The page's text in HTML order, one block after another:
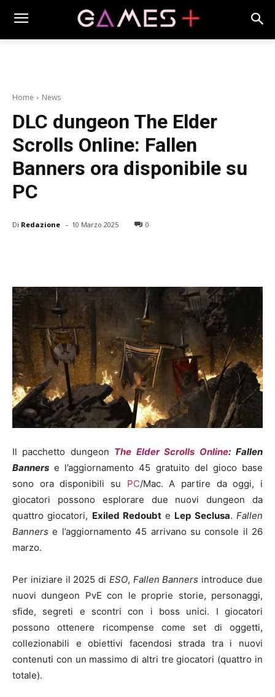
Home News
DLC dungeon The Elder
Scrolls Online: Fallen
Banners ora disponibile su
PC
Di Redazione - 10 Marzo 2025 0
Il pacchetto dungeon The Elder Scrolls Online: Fallen
Banners e l’aggiornamento 45 gratuito del gioco base
sono ora disponibili su PC/Mac. A partire da oggi, i
giocatori possono esplorare due nuovi dungeon da
quattro giocatori, Exiled Redoubt e Lep Seclusa.Fallen
Banners e l’aggiornamento 45 arrivano su console il 26
marzo.
Per iniziare il 2025 di ESO, Fallen Banners introduce due
nuovi dungeon PvE con le proprie storie, personaggi,
sfide, segreti e scontri con i boss unici. I giocatori
possono ottenere ricompense come set di oggetti,
collezionabili e obiettivi facendosi strada tra i nuovi
contenuti con un massimo di altri tre giocatori (quattro in
totale).